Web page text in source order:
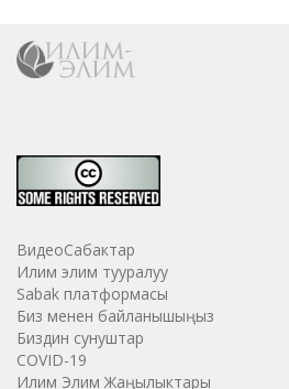
ВидеоСабактар
Илим элим тууралуу
Sabak платформасы
Биз менен байланышыңыз
Биздин сунуштар
COVID-19
Илим Элим Жаңылыктары